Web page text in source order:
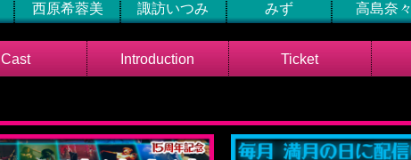
西原希蓉美 諏訪いつみ みず 高島奈々
Cast Introduction Ticket